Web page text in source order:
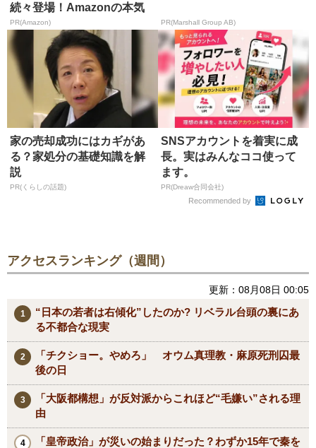
続々登場！Amazonの本気
が...
PR(Amazon) PR(Marshall Group AB)
家の売却成功にはカギがあ
る？家処分の基礎知識を解
説
PR(くらしの話題)
SNSアカウントを着実に成
長。実はみんなココ使って
ます。
PR(Dreaw合同会社)
Recommended by
アクセスランキング（週間）
更新：08月08日 00:05
“日本の若者は右傾化”したのか? リベラル台頭の裏にあ
る不都合な現実
「チクショー。やめろ」 オウム真理教・麻原死刑囚最
後の日
「大阪都構想」が反対派からこれほど“毛嫌い”される理
由
「皇帝政治」が災いの始まりだった？わずか15年で秦を